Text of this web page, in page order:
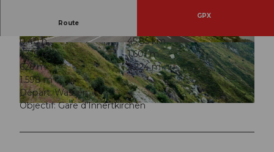
© Martin Wabel, Ferienregion Andermatt
© Martin Wabel, Ferienregion Andermatt
© Andermatt-Urserntal Tourismus GmbH, Ferie
nregion Andermatt
Route
GPX
0:40 h
45,85 km
1.319 m
1.601 m
626 m
2.224 m
1.598 m
Départ: Wassen
Objectif: Gare d’Innertkirchen